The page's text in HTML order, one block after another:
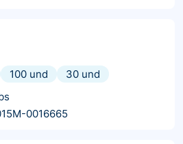
100 und
30 und
0016665